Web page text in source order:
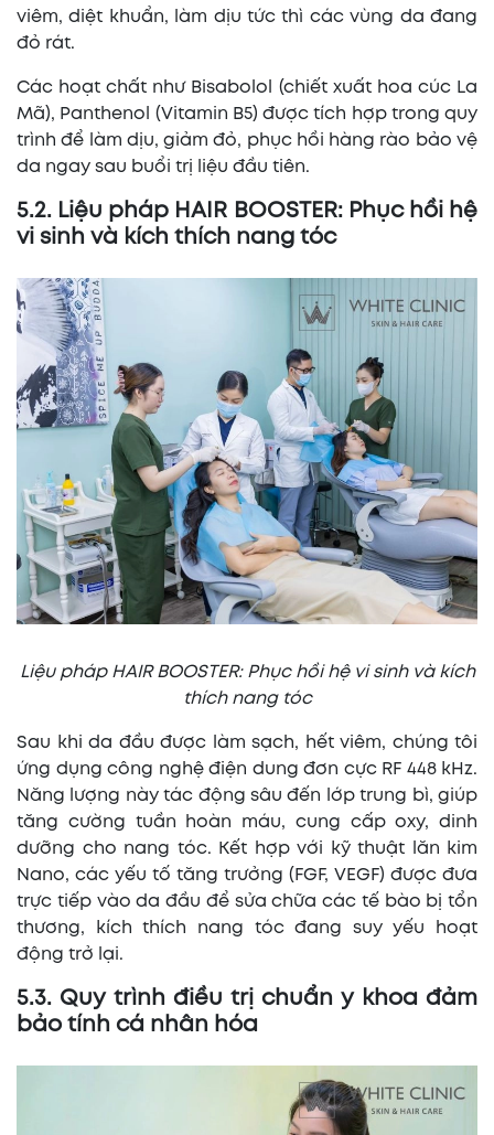
viêm, diệt khuẩn, làm dịu tức thì các vùng da đang
đỏ rát.
Các hoạt chất như Bisabolol (chiết xuất hoa cúc La
Mã), Panthenol (Vitamin B5) được tích hợp trong quy
trình để làm dịu, giảm đỏ, phục hồi hàng rào bảo vệ
da ngay sau buổi trị liệu đầu tiên.
5.2. Liệu pháp HAIR BOOSTER: Phục hồi hệ
vi sinh và kích thích nang tóc
Liệu pháp HAIR BOOSTER: Phục hồi hệ vi sinh và kích
thích nang tóc
Sau khi da đầu được làm sạch, hết viêm, chúng tôi
ứng dụng công nghệ điện dung đơn cực RF 448 kHz.
Năng lượng này tác động sâu đến lớp trung bì, giúp
tăng cường tuần hoàn máu, cung cấp oxy, dinh
dưỡng cho nang tóc. Kết hợp với kỹ thuật lăn kim
Nano, các yếu tố tăng trưởng (FGF, VEGF) được đưa
trực tiếp vào da đầu để sửa chữa các tế bào bị tổn
thương, kích thích nang tóc đang suy yếu hoạt
động trở lại.
5.3. Quy trình điều trị chuẩn y khoa đảm
bảo tính cá nhân hóa